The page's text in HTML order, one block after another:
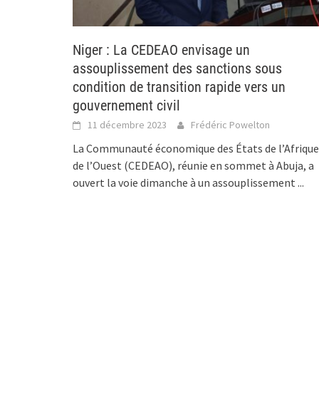
Niger : La CEDEAO envisage un
assouplissement des sanctions sous
condition de transition rapide vers un
gouvernement civil
11 décembre 2023 Frédéric Powelton
La Communauté économique des États de l’Afrique
de l’Ouest (CEDEAO), réunie en sommet à Abuja, a
ouvert la voie dimanche à un assouplissement ...